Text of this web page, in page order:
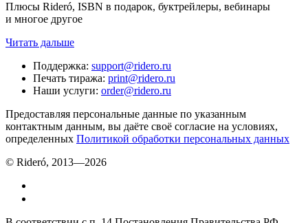
Плюсы Rideró, ISBN в подарок, буктрейлеры, вебинары
и многое другое
Читать дальше
Поддержка: support@ridero.ru
Печать тиража: print@ridero.ru
Наши услуги: order@ridero.ru
Предоставляя персональные данные по указанным
контактным данным, вы даёте своё согласие на условиях,
определенных Политикой обработки персональных данных
© Rideró, 2013—2026